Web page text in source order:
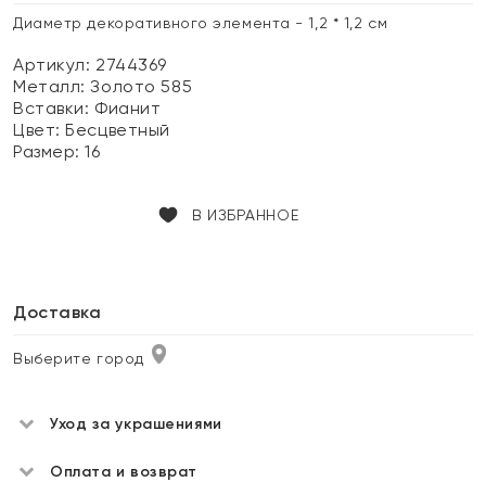
Диаметр декоративного элемента - 1,2 * 1,2 см
Артикул: 2744369
Металл:Золото 585
Вставки: Фианит
Цвет:Бесцветный
Размер:16
В ИЗБРАННОЕ
Доставка
Выберите город
Уход за украшениями
Оплата и возврат